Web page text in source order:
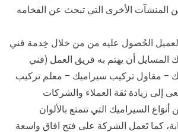
المنشآت الأخرى التي تبحث عن الفخامه
الحُصول عليه من من خلال خِدمة فني
المسايل أن يهتم به فريق العمل (فني
– مقاول تركيب سيراميك – معلم تركيب
إلى زيادة ثقة العملاء والشركات
السيراميك التي تتمتع بالألوان
كما تَعمل الشركة على فتح افاق واسعة